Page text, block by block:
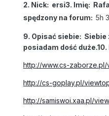
2. Nick: ersi3. Imię:
spędzony na forum: 5h
9. Opisać siebie: Siebie
posiadam dość
http://www.cs-
http://cs-goplay.pl/
http://samiswoi.xaa.pl/